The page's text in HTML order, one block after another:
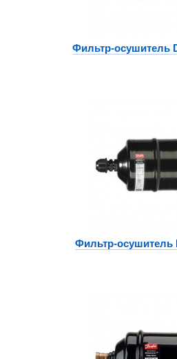
Фильтр-осушитель
Фильтр-осушитель